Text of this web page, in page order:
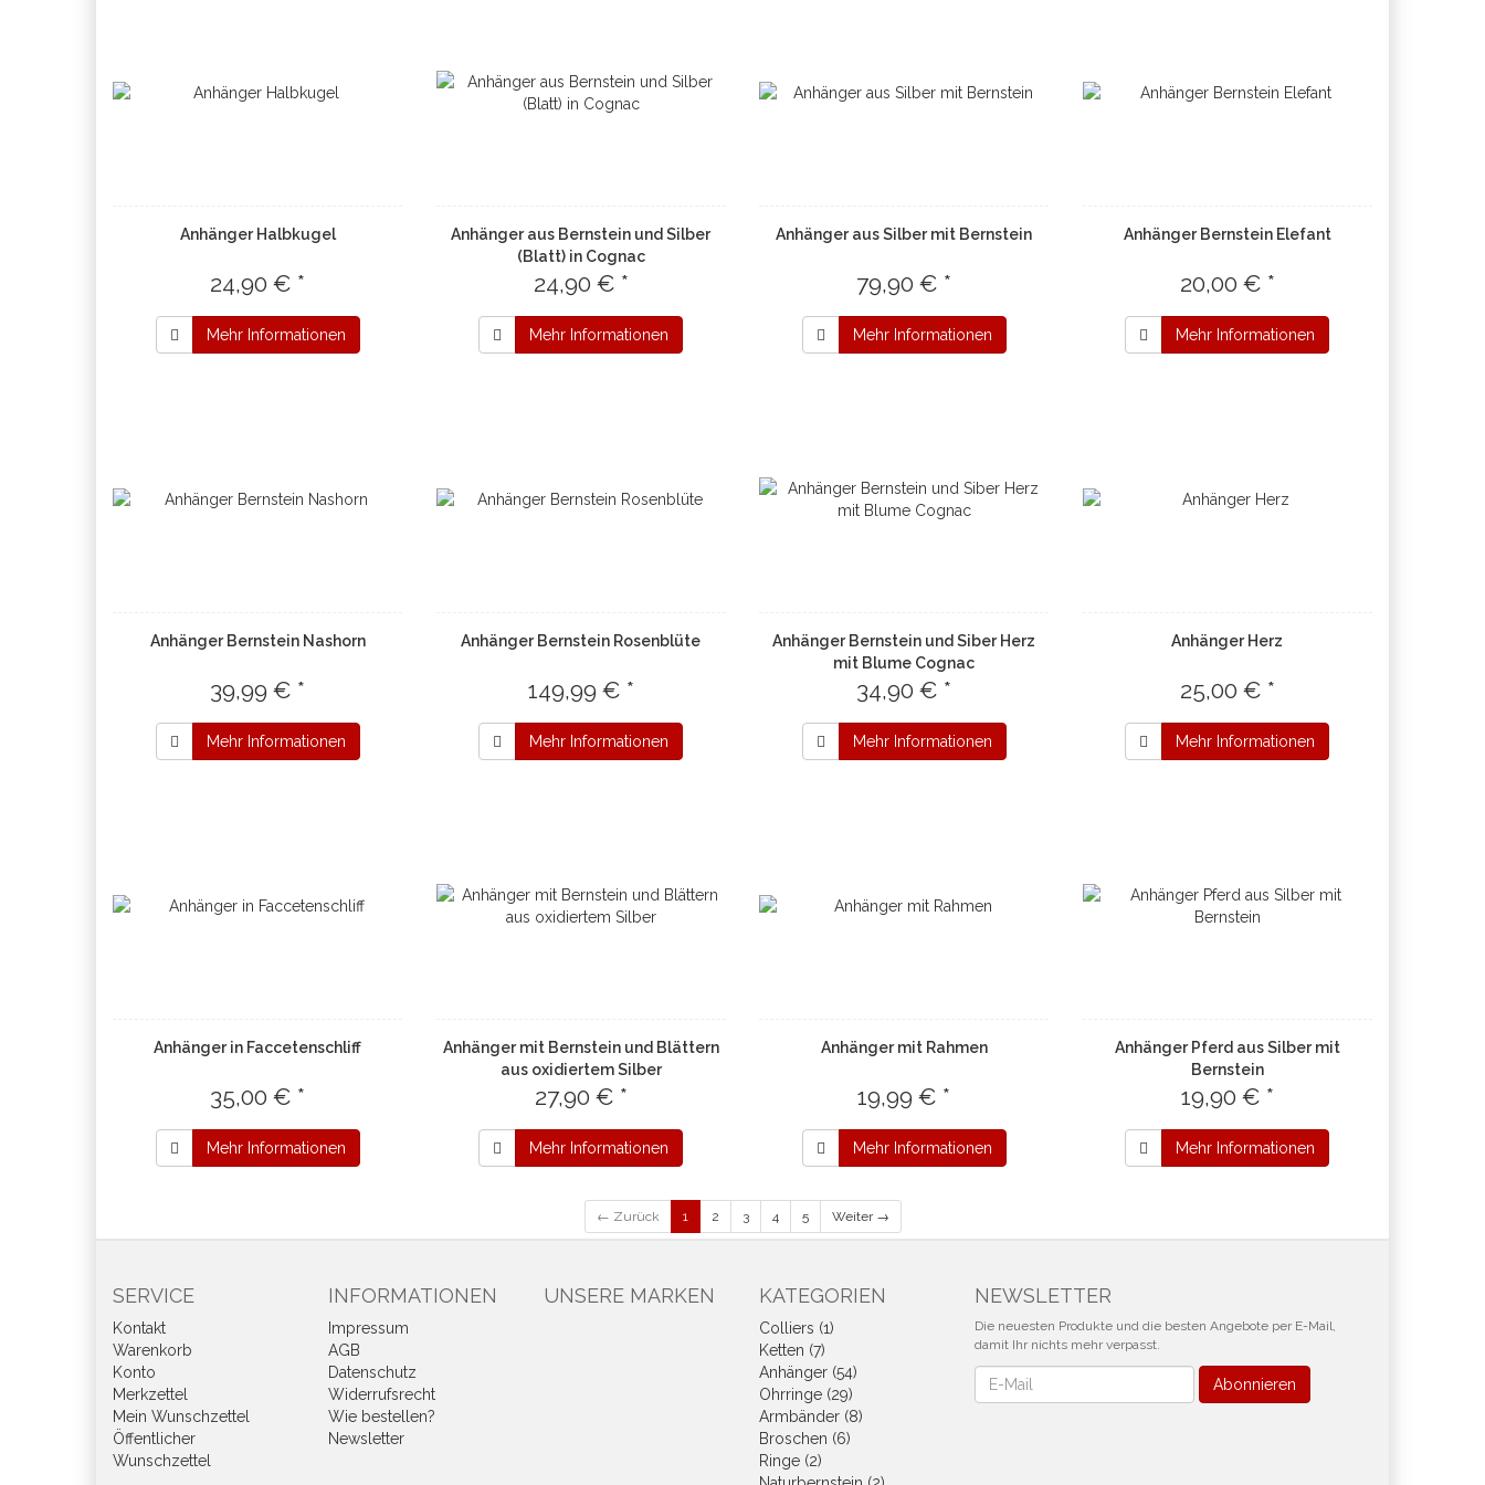
Anhänger Halbkugel
24,90 € *
Mehr Informationen
Anhänger aus Bernstein und Silber
(Blatt) in Cognac
24,90 € *
Mehr Informationen
Anhänger aus Silber mit Bernstein
79,90 € *
Mehr Informationen
Anhänger Bernstein Elefant
20,00 € *
Mehr Informationen
Anhänger Bernstein Nashorn
39,99 € *
Mehr Informationen
Anhänger Bernstein Rosenblüte
149,99 € *
Mehr Informationen
Anhänger Bernstein und Siber Herz
mit Blume Cognac
34,90 € *
Mehr Informationen
Anhänger Herz
25,00 € *
Mehr Informationen
Anhänger in Faccetenschliff
35,00 € *
Mehr Informationen
Anhänger mit Bernstein und Blättern
aus oxidiertem Silber
27,90 € *
Mehr Informationen
Anhänger mit Rahmen
19,99 € *
Mehr Informationen
Anhänger Pferd aus Silber mit
Bernstein
19,90 € *
Mehr Informationen
← Zurück 1 2 3 4 5 Weiter →
SERVICE
Kontakt
Warenkorb
Konto
Merkzettel
Mein Wunschzettel
Öffentlicher
Wunschzettel
INFORMATIONEN
Impressum
AGB
Datenschutz
Widerrufsrecht
Wie bestellen?
Newsletter
UNSERE MARKEN KATEGORIEN
Colliers (1)
Ketten (7)
Anhänger (54)
Ohrringe (29)
Armbänder (8)
Broschen (6)
Ringe (2)
NEWSLETTER
Die neuesten Produkte und die besten Angebote per E-Mail,
damit Ihr nichts mehr verpasst.
Newsletter Abonnieren